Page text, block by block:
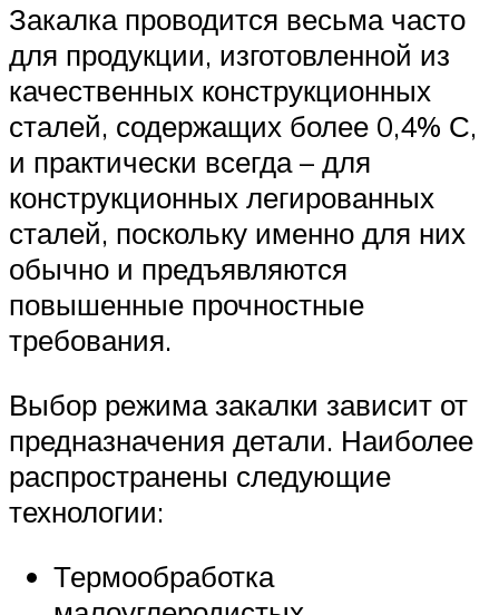
Закалка проводится весьма часто
для продукции, изготовленной из
качественных конструкционных
сталей, содержащих более 0,4% С,
и практически всегда – для
конструкционных легированных
сталей, поскольку именно для них
обычно и предъявляются
повышенные прочностные
требования.
Выбор режима закалки зависит от
предназначения детали. Наиболее
распространены следующие
технологии:
Термообработка